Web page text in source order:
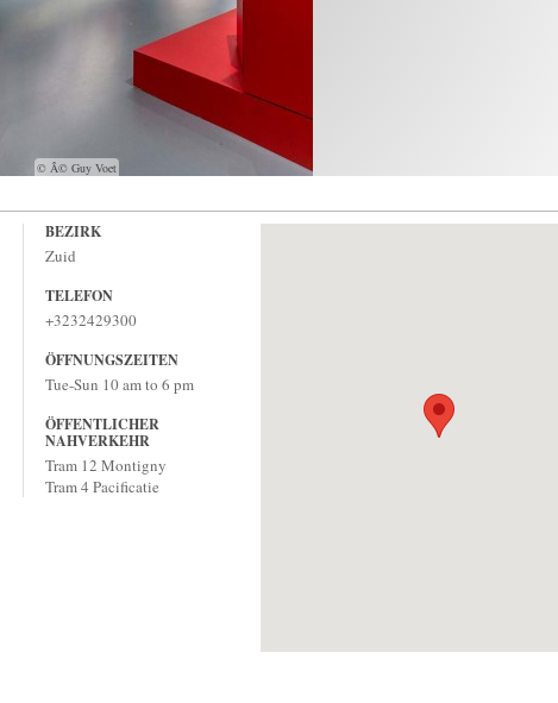
© Â© Guy Voet
BEZIRK
Zuid
TELEFON
+3232429300
ÖFFNUNGSZEITEN
Tue-Sun 10 am to 6 pm
ÖFFENTLICHER
NAHVERKEHR
Tram 12 Montigny
Tram 4 Pacificatie